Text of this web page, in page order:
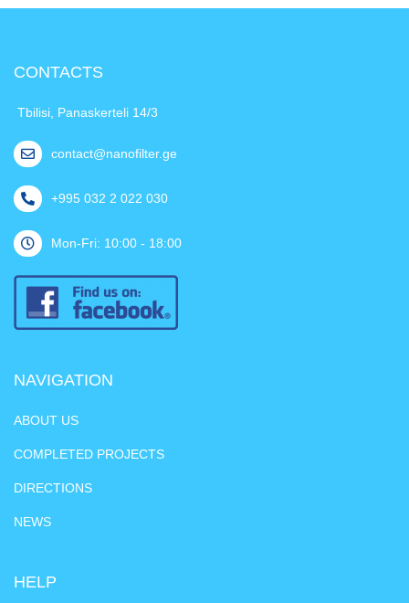
CONTACTS
Tbilisi, Panaskerteli 14/3
contact@nanofilter.ge
+995 032 2 022 030
Mon-Fri: 10:00 - 18:00
NAVIGATION
ABOUT US
COMPLETED PROJECTS
DIRECTIONS
NEWS
HELP